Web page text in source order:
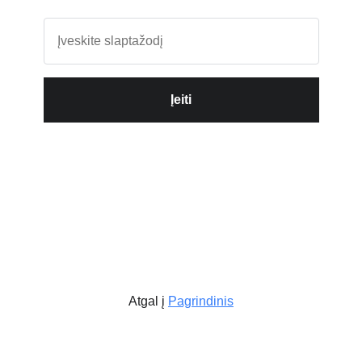
Įeiti
Atgal į Pagrindinis